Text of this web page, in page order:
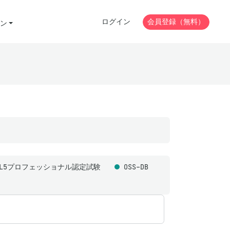
ログイン 会員登録（無料）
プロフェッショナル認定試験 OSS-DB